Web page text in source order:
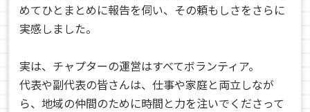
めてひとまとめに報告を伺い、その頼もしさをさらに
実感しました。
実は、チャプターの運営はすべてボランティア。
代表や副代表の皆さんは、仕事や家庭と両立しなが
ら、地域の仲間のために時間と力を注いでくださって